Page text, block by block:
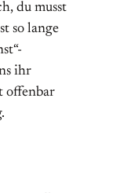
du musst
so lange
ihr
offenbar